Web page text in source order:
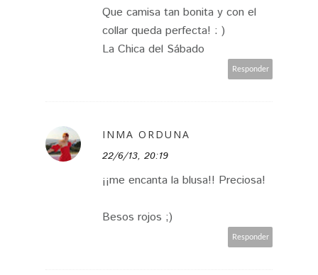
Que camisa tan bonita y con el
collar queda perfecta! : )
La Chica del Sábado
Responder
INMA ORDUNA
22/6/13, 20:19
¡¡me encanta la blusa!! Preciosa!
Besos rojos ;)
Responder